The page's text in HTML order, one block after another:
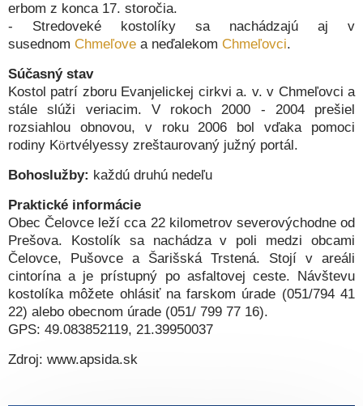
erbom z konca 17. storočia.
- Stredoveké kostolíky sa nachádzajú aj v
susednom Chmeľove a neďalekom Chmeľovci.
Súčasný stav
Kostol patrí zboru Evanjelickej cirkvi a. v. v Chmeľovci a
stále slúži veriacim. V rokoch 2000 - 2004 prešiel
rozsiahlou obnovou, v roku 2006 bol vďaka pomoci
rodiny Körtvélyessy zreštaurovaný južný portál.
Bohoslužby: každú druhú nedeľu
Praktické informácie
Obec Čelovce leží cca 22 kilometrov severovýchodne od
Prešova. Kostolík sa nachádza v poli medzi obcami
Čelovce, Pušovce a Šarišská Trstená. Stojí v areáli
cintorína a je prístupný po asfaltovej ceste. Návštevu
kostolíka môžete ohlásiť na farskom úrade (051/794 41
22) alebo obecnom úrade (051/ 799 77 16).
GPS: 49.083852119, 21.39950037
Zdroj: www.apsida.sk